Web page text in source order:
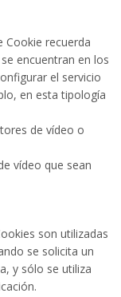
Cookie recuerda
encuentran en los
el servicio
en esta tipología
de vídeo o
vídeo que sean
son utilizadas
se solicita un
y sólo se utiliza